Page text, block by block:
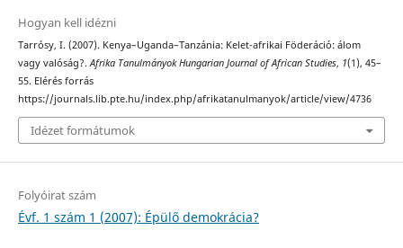
Hogyan kell idézni
Tarrósy, I. (2007). Kenya–Uganda–Tanzánia: Kelet-afrikai Föderáció: álom
vagy valóság?.Afrika Tanulmányok Hungarian Journal of African Studies, 1(1), 45–
55. Elérés forrás
https://journals.lib.pte.hu/index.php/afrikatanulmanyok/article/view/4736
Idézet formátumok
Folyóirat szám
Évf. 1 szám 1 (2007): Épülő demokrácia?